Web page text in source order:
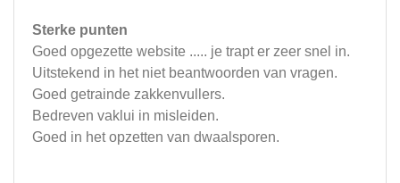
Sterke punten
Goed opgezette website ..... je trapt er zeer snel in.
Uitstekend in het niet beantwoorden van vragen.
Goed getrainde zakkenvullers.
Bedreven vaklui in misleiden.
Goed in het opzetten van dwaalsporen.